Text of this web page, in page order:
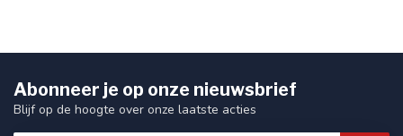
Abonneer je op onze nieuwsbrief
Blijf op de hoogte over onze laatste acties